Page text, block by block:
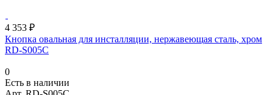
4 353 ₽
Кнопка овальная для инсталляции, нержавеющая сталь, хром
RD-S005C
0
Есть в наличии